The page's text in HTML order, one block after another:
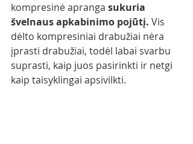
kompresinė apranga sukuria
švelnaus apkabinimo pojūtį. Vis
dėlto kompresiniai drabužiai nėra
įprasti drabužiai, todėl labai svarbu
suprasti, kaip juos pasirinkti ir netgi
kaip taisyklingai apsivilkti.